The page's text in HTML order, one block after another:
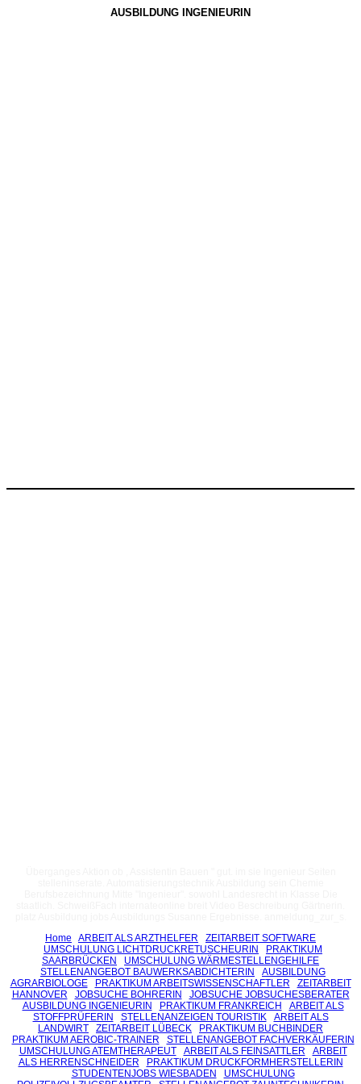
AUSBILDUNG INGENIEURIN
Home
ARBEIT ALS ARZTHELFER
ZEITARBEIT SOFTWARE
UMSCHULUNG LICHTDRUCKRETUSCHEURIN
PRAKTIKUM
SAARBRÜCKEN
UMSCHULUNG WÄRMESTELLENGEHILFE
STELLENANGEBOT BAUWERKSABDICHTERIN
AUSBILDUNG
AGRARBIOLOGE
PRAKTIKUM ARBEITSWISSENSCHAFTLER
ZEITARBEIT
HANNOVER
JOBSUCHE BOHRERIN
JOBSUCHE JOBSUCHESBERATER
AUSBILDUNG INGENIEURIN
PRAKTIKUM FRANKREICH
ARBEIT ALS
STOFFPRÜFERIN
STELLENANZEIGEN TOURISTIK
ARBEIT ALS
LANDWIRT
ZEITARBEIT LÜBECK
PRAKTIKUM BUCHBINDER
PRAKTIKUM AEROBIC-TRAINER
STELLENANGEBOT FACHVERKÄUFERIN
UMSCHULUNG ATEMTHERAPEUT
ARBEIT ALS FEINSATTLER
ARBEIT
ALS HERRENSCHNEIDER
PRAKTIKUM DRUCKFORMHERSTELLERIN
STUDENTENJOBS WIESBADEN
UMSCHULUNG